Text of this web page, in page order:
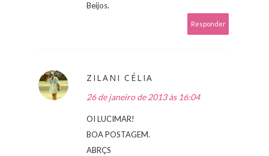
Beijos.
Responder
ZILANI CÉLIA
26 de janeiro de 2013 às 16:04
OI LUCIMAR!
BOA POSTAGEM.
ABRÇS